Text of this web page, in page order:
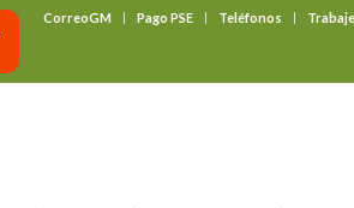
CorreoGM Pago PSE Teléfonos